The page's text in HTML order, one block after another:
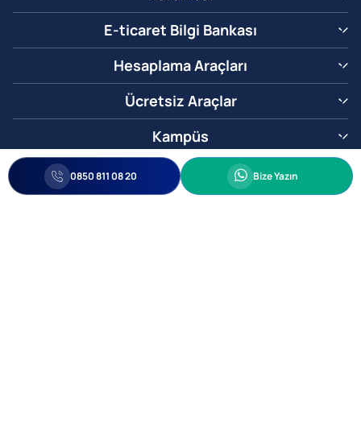
E-ticaret Bilgi Bankası
Hesaplama Araçları
Ücretsiz Araçlar
Kampüs
0850 811 08 20 Whatsapp
Bize Yazın
0850 811 08 20